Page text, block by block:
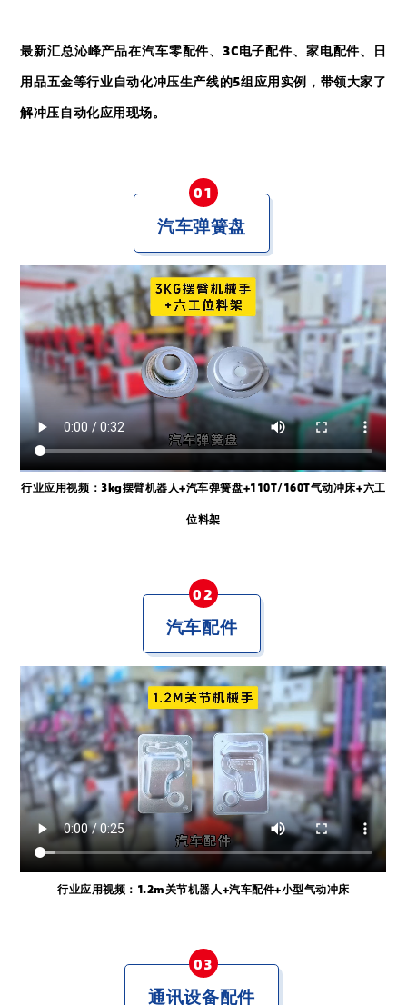
最新汇总沁峰产品在汽车零配件、 3C电子配件、 家电配件、日
用品五金等行业自动化冲压生产线的5组应用实例，带领大家了
解冲压自动化应用现场。
01
汽车弹簧盘
行业应用视频：3kg摆臂机器人+汽车弹簧盘+110T/160T气动冲床+六工
位料架
02
汽车配件
行业应用视频：1.2m关节机器人+汽车配件+小型气动冲床
03
通讯设备配件